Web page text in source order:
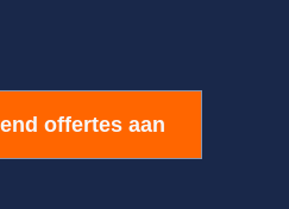
offertes aan